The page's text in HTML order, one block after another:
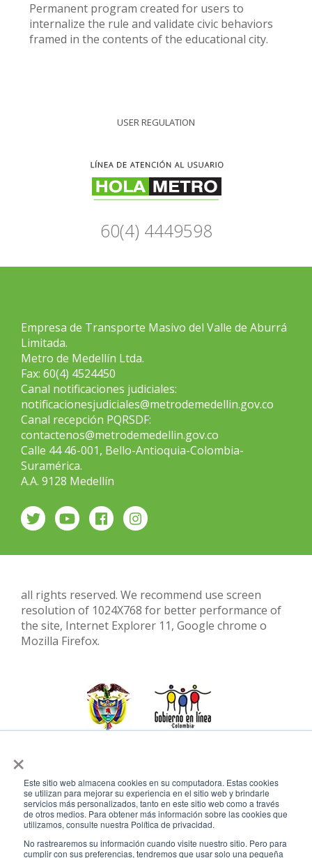
×
Este sitio web almacena cookies en su computadora. Estas cookies
se utilizan para mejorar su experiencia en el sitio web y brindarle
servicios más personalizados, tanto en este sitio web como a través
de otros medios. Para obtener más información sobre las cookies que
utilizamos, consulte nuestra Política de privacidad.
No rastrearemos su información cuando visite nuestro sitio. Pero para
cumplir con sus preferencias, tendremos que usar solo una pequeña
Permanent program created for users to
internalize the rule and validate civic behaviors
framed in the contents of the educational city.
USER REGULATION
60(4) 4449598
Empresa de Transporte Masivo del Valle de Aburrá
Limitada.
Metro de Medellín Ltda.
Fax: 60(4) 4524450
Canal notificaciones judiciales:
notificacionesjudiciales@metrodemedellin.gov.co
Canal recepción PQRSDF:
contactenos@metrodemedellin.gov.co
Calle 44 46-001, Bello-Antioquia-Colombia-
Suramérica.
A.A. 9128 Medellín
all rights reserved. We recommend use screen
resolution of 1024X768 for better performance of
the site, Internet Explorer 11, Google chrome o
Mozilla Firefox.